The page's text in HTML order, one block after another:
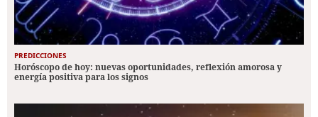
PREDICCIONES
Horóscopo de hoy: nuevas oportunidades, reflexión amorosa y
energía positiva para los signos